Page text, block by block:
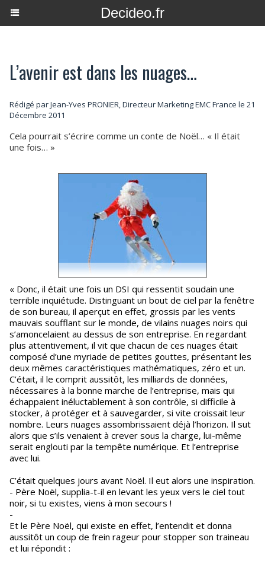
Decideo.fr
L’avenir est dans les nuages…
Rédigé par Jean-Yves PRONIER, Directeur Marketing EMC France le 21
Décembre 2011
Cela pourrait s’écrire comme un conte de Noël… « Il était
une fois… »
« Donc, il était une fois un DSI qui ressentit soudain une
terrible inquiétude. Distinguant un bout de ciel par la fenêtre
de son bureau, il aperçut en effet, grossis par les vents
mauvais soufflant sur le monde, de vilains nuages noirs qui
s’amoncelaient au dessus de son entreprise. En regardant
plus attentivement, il vit que chacun de ces nuages était
composé d’une myriade de petites gouttes, présentant les
deux mêmes caractéristiques mathématiques, zéro et un.
C’était, il le comprit aussitôt, les milliards de données,
nécessaires à la bonne marche de l’entreprise, mais qui
échappaient inéluctablement à son contrôle, si difficile à
stocker, à protéger et à sauvegarder, si vite croissait leur
nombre. Leurs nuages assombrissaient déjà l’horizon. Il sut
alors que s’ils venaient à crever sous la charge, lui-même
serait englouti par la tempête numérique. Et l’entreprise
avec lui.
C’était quelques jours avant Noël. Il eut alors une inspiration.
- Père Noël, supplia-t-il en levant les yeux vers le ciel tout
noir, si tu existes, viens à mon secours !
-
Et le Père Noël, qui existe en effet, l’entendit et donna
aussitôt un coup de frein rageur pour stopper son traineau
et lui répondit :